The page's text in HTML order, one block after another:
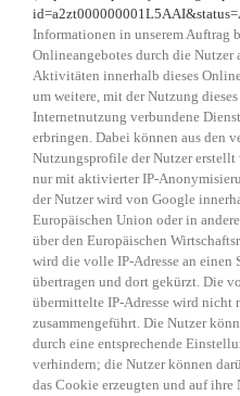
Informationen in unserem Auftrag
Onlineangebotes durch die Nutzer
Aktivitäten innerhalb dieses
um weitere, mit der Nutzung
Internetnutzung verbundene
erbringen. Dabei können aus den
Nutzungsprofile der Nutzer
nur mit aktivierter IP-
der Nutzer wird von Google
Europäischen Union oder in
über den Europäischen
wird die volle IP-Adresse an einen
übertragen und dort gekürzt. Die
übermittelte IP-Adresse wird nicht
zusammengeführt. Die Nutzer
durch eine entsprechende
verhindern; die Nutzer können
das Cookie erzeugten und auf